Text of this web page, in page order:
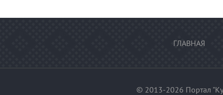
ГЛАВНАЯ
© 2013-2026 Портал